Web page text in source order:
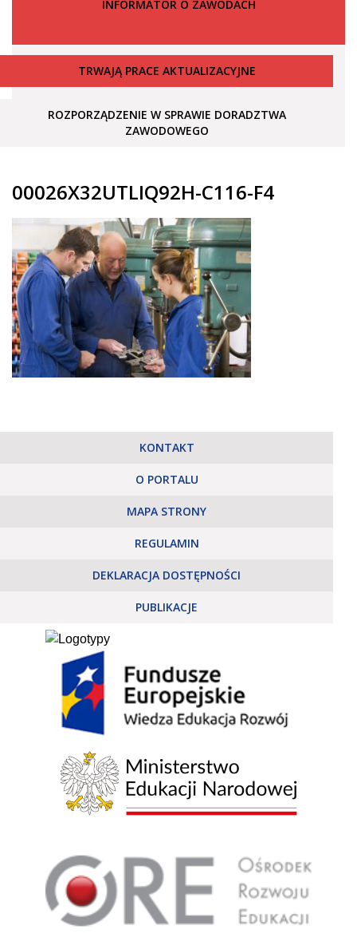
INFORMATOR O ZAWODACH
TRWAJĄ PRACE AKTUALIZACYJNE
ROZPORZĄDZENIE W SPRAWIE DORADZTWA
ZAWODOWEGO
00026X32UTLIQ92H-C116-F4
KONTAKT
O PORTALU
MAPA STRONY
REGULAMIN
DEKLARACJA DOSTĘPNOŚCI
PUBLIKACJE